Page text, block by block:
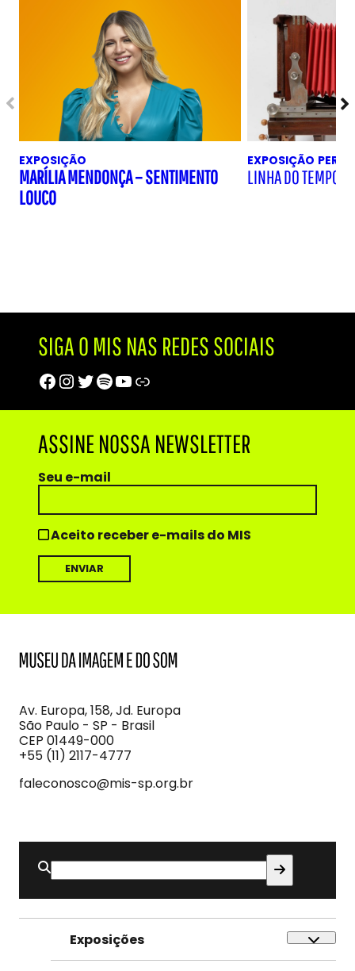
EXPOSIÇÃO
MARÍLIA MENDONÇA – SENTIMENTO
LOUCO
EXPOSIÇÃO
LINHA DO TEMPO
SIGA O MIS NAS REDES SOCIAIS
Facebook
Instagram
Twitter
Spotify
Youtube
Trip Advisor
ASSINE NOSSA NEWSLETTER
Seu e-mail
Aceito receber e-mails do MIS
Imagem
e
do
Som
Av. Europa, 158, Jd. Europa
São Paulo - SP - Brasil
CEP 01449-000
+55 (11) 2117-4777
faleconosco@mis-sp.org.br
Buscar
por:
Exposições